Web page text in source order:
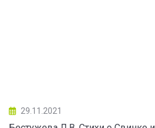
29.11.2021